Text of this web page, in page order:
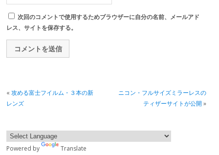
次回のコメントで使用するためブラウザーに自分の名前、メールアド
レス、サイトを保存する。
«攻める富士フイルム・３本の新
レンズ
ニコン・フルサイズミラーレスの
ティザーサイトが公開 »
Powered by Translate